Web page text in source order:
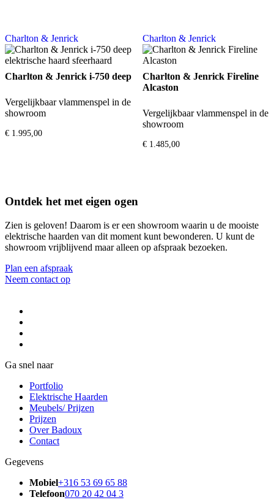
Charlton & Jenrick
Charlton & Jenrick i-750 deep
Vergelijkbaar vlammenspel in de
showroom
€ 1.995,00
Charlton & Jenrick
Charlton & Jenrick Fireline
Alcaston
Vergelijkbaar vlammenspel in de
showroom
€1.485,00
Ontdek het met eigen ogen
Zien is geloven! Daarom is er een showroom waarin u de mooiste
elektrische haarden van dit moment kunt bewonderen. U kunt de
showroom vrijblijvend maar alleen op afspraak bezoeken.
Plan een afspraak
Neem contact op
Ga snel naar
Portfolio
Elektrische Haarden
Meubels/ Prijzen
Prijzen
Over Badoux
Contact
Gegevens
Mobiel+316 53 69 65 88
Telefoon070 20 42 04 3